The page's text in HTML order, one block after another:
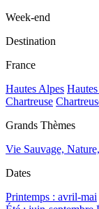
Week-end
Destination
France
Hautes Alpes
Chartreuse
Grands Thèmes
Vie Sauvage,
Dates
Printemps : avril-mai